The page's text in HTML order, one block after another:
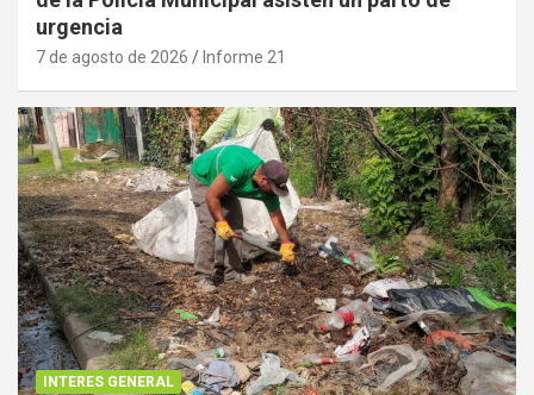
urgencia
7 de agosto de 2026 Informe 21
INTERES GENERAL